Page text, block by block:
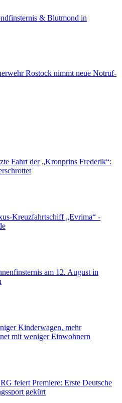
& Blutmond in
Rostock nimmt neue Notruf-
Fahrt der „Kronprins Frederik“:
Kreuzfahrtschiff „Evrima“ -
am 12. August in
Kinderwagen, mehr
mit weniger Einwohnern
feiert Premiere: Erste Deutsche
gekürt